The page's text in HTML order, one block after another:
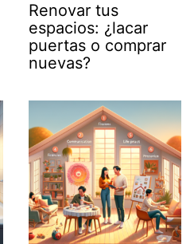
Renovar tus
espacios: ¿lacar
puertas o comprar
nuevas?